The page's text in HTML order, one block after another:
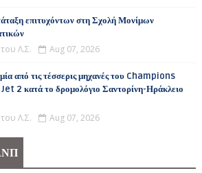
επιτυχόντων στη Σχολή Μονίμων
Λ.Σ. Aug 07, 2026
από τις τέσσερις μηχανές του Champions
2 κατά το δρομολόγιο Σαντορίνη-Ηράκλειο
Λ.Σ. Aug 07, 2026